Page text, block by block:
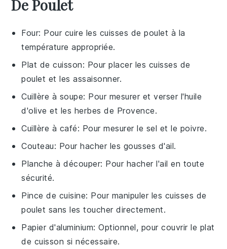
De Poulet
Four: Pour cuire les cuisses de poulet à la
température appropriée.
Plat de cuisson: Pour placer les cuisses de
poulet et les assaisonner.
Cuillère à soupe: Pour mesurer et verser l'huile
d'olive et les herbes de Provence.
Cuillère à café: Pour mesurer le sel et le poivre.
Couteau: Pour hacher les gousses d'ail.
Planche à découper: Pour hacher l'ail en toute
sécurité.
Pince de cuisine: Pour manipuler les cuisses de
poulet sans les toucher directement.
Papier d'aluminium: Optionnel, pour couvrir le plat
de cuisson si nécessaire.